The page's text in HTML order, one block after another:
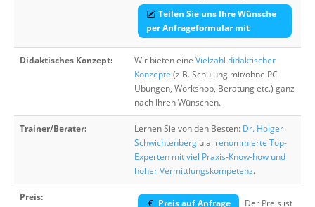
Teilen Sie uns Ihre Wünsche
per Anfrageformular mit
Didaktisches Konzept: Wir bieten eine Vielzahl didaktischer
Konzepte (z.B. Schulung mit/ohne PC-
Übungen, Workshop, Beratung etc.) ganz
nach Ihren Wünschen.
Trainer/Berater: Lernen Sie von den Besten: Dr. Holger
Schwichtenberg u.a. renommierte Top-
Experten mit viel Praxis-Know-how und
hoher Vermittlungskompetenz.
Preis:
Preis auf Anfrage
Der Preis ist